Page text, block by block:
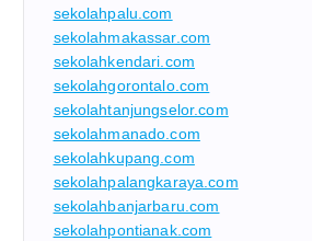
sekolahpalu.com
sekolahmakassar.com
sekolahkendari.com
sekolahgorontalo.com
sekolahtanjungselor.com
sekolahmanado.com
sekolahkupang.com
sekolahpalangkaraya.com
sekolahbanjarbaru.com
sekolahpontianak.com